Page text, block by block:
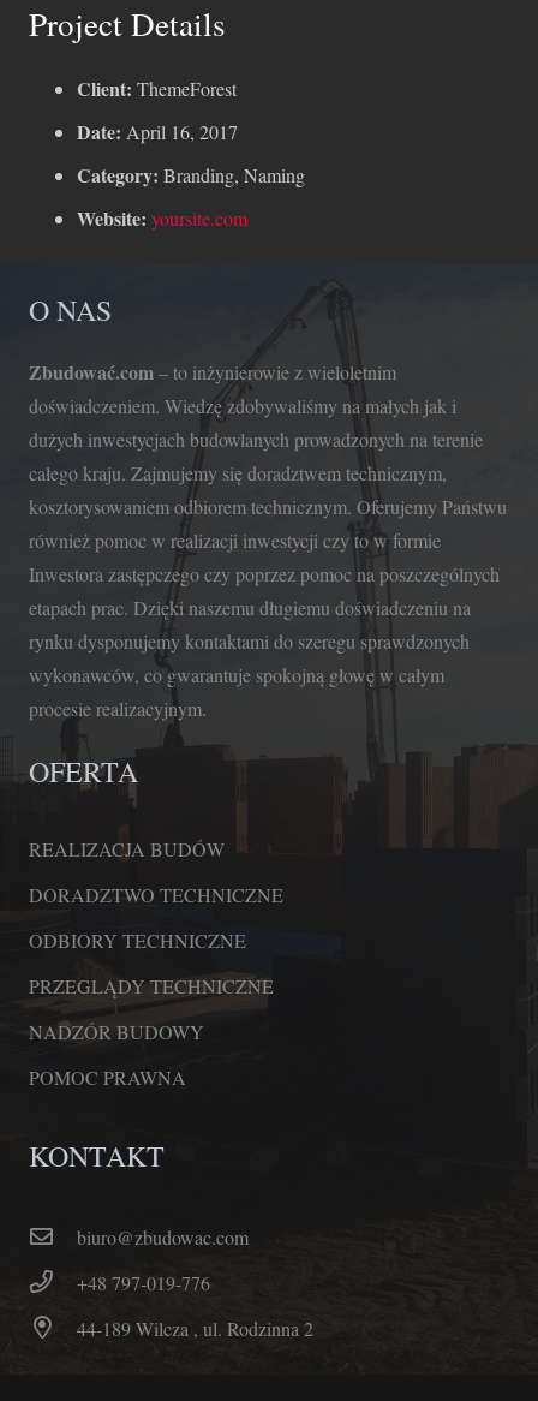
Project Details
Client: ThemeForest
Date: April 16, 2017
Category: Branding, Naming
Website: yoursite.com
O NAS
Zbudować.com– to inżynierowie z wieloletnim
doświadczeniem. Wiedzę zdobywaliśmy na małych jak i
dużych inwestycjach budowlanych prowadzonych na terenie
całego kraju. Zajmujemy się doradztwem technicznym,
kosztorysowaniem odbiorem technicznym. Oferujemy Państwu
również pomoc w realizacji inwestycji czy to w formie
Inwestora zastępczego czy poprzez pomoc na poszczególnych
etapach prac. Dzięki naszemu długiemu doświadczeniu na
rynku dysponujemy kontaktami do szeregu sprawdzonych
wykonawców, co gwarantuje spokojną głowę w całym
procesie realizacyjnym.
OFERTA
REALIZACJA BUDÓW
DORADZTWO TECHNICZNE
ODBIORY TECHNICZNE
PRZEGLĄDY TECHNICZNE
NADZÓR BUDOWY
POMOC PRAWNA
KONTAKT
biuro@zbudowac.com
+48 797-019-776
44-189 Wilcza , ul. Rodzinna 2